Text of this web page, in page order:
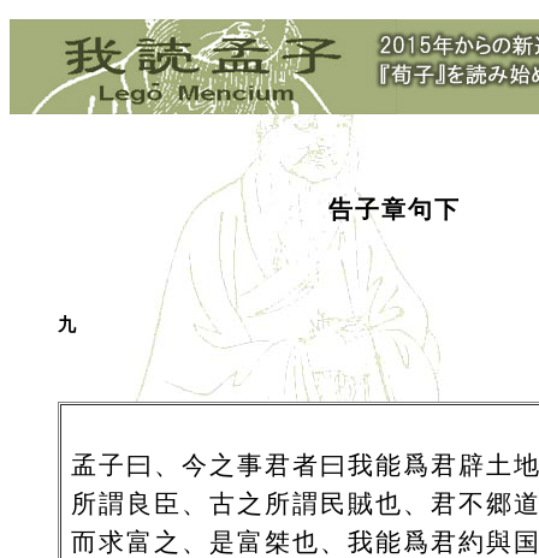
告子章句下
九
孟子曰、今之事君者曰我能爲君辟土
所謂良臣、古之所謂民賊也、君不郷
而求富之、是富桀也、我能爲君約與